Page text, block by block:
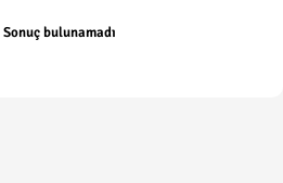
Sonuç bulunamadı